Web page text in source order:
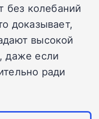
без колебаний
доказывает,
высокой
даже если
ради